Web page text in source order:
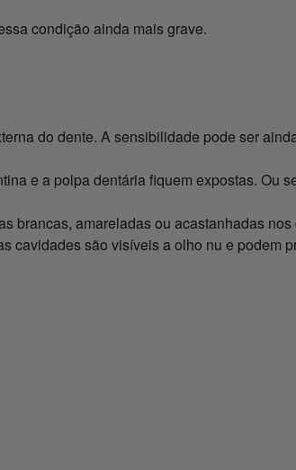
condição ainda mais grave.
do dente. A sensibilidade pode ser
e a polpa dentária fiquem expostas. Ou
brancas, amareladas ou acastanhadas nos
cavidades são visíveis a olho nu e podem